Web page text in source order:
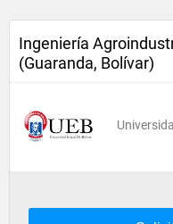
Ingeniería
(Guaranda, Bolívar)